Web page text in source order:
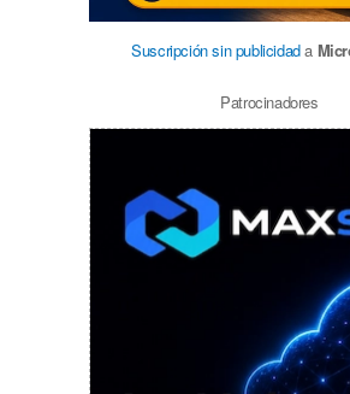
Suscripción sin publicidada
Patrocinadores